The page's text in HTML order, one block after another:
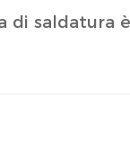
di saldatura